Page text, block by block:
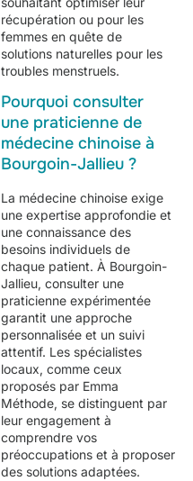
récupération ou pour les
femmes en quête de
solutions naturelles pour les
troubles menstruels.
Pourquoi consulter
une praticienne de
médecine chinoise à
Bourgoin-Jallieu ?
La médecine chinoise exige
une expertise approfondie et
une connaissance des
besoins individuels de
chaque patient. À Bourgoin-
Jallieu, consulter une
praticienne expérimentée
garantit une approche
personnalisée et un suivi
attentif. Les spécialistes
locaux, comme ceux
proposés par Emma
Méthode, se distinguent par
leur engagement à
comprendre vos
préoccupations et à proposer
des solutions adaptées.